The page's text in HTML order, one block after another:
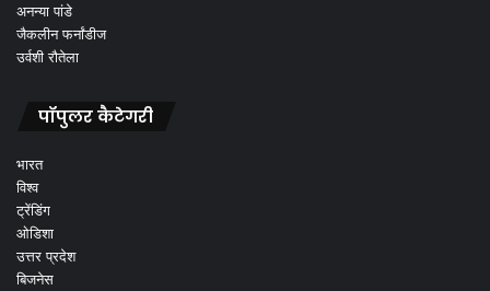
अनन्या पांडे
जैकलीन फर्नांडीज
उर्वशी रौतेला
पॉपुलर कैटेगरी
भारत
विश्व
ट्रेंडिंग
ओडिशा
उत्तर प्रदेश
बिजनेस